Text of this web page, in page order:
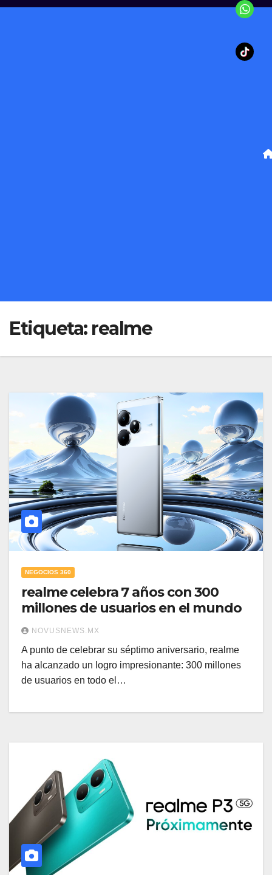
Etiqueta: realme
NEGOCIOS 360
realme celebra 7 años con 300
millones de usuarios en el mundo
NOVUSNEWS.MX
A punto de celebrar su séptimo aniversario, realme
ha alcanzado un logro impresionante: 300 millones
de usuarios en todo el…